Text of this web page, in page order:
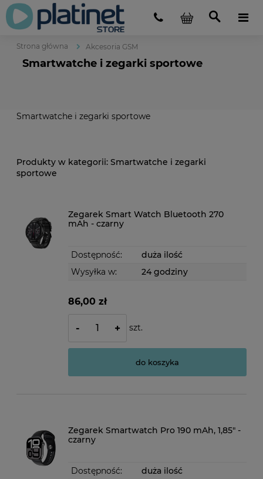
Strona główna Akcesoria GSM
Smartwatche i zegarki sportowe
Smartwatche i zegarki sportowe
Smartwatche i zegarki
sportowe
Zegarek Smart Watch Bluetooth 270
mAh - czarny
Dostępność:
duża ilość
Wysyłka w:
24 godziny
86,00 zł
- + szt.
do koszyka
Zegarek Smartwatch Pro 190 mAh, 1,85" -
czarny
Dostępność:
duża ilość